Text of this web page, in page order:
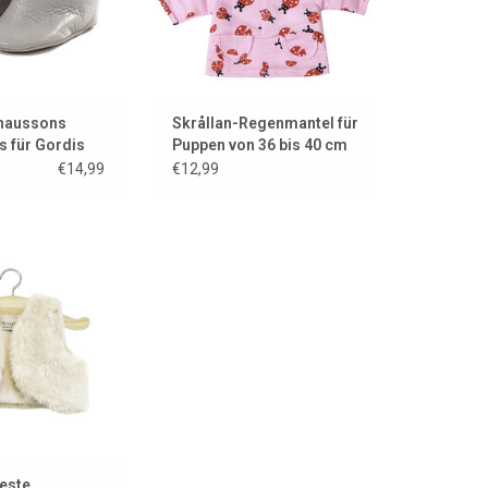
für Gordis
€14,99
Skrållan-Regenmantel für
Puppen von 36 bis 40 cm
€12,99
HINZUFÜGEN